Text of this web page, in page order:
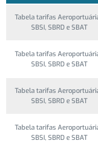
Tabela tarifas
SBSI, SBRD e SBAT
Tabela tarifas
SBSI, SBRD e SBAT
Tabela tarifas
SBSI, SBRD e SBAT
Tabela tarifas
SBSI, SBRD e SBAT